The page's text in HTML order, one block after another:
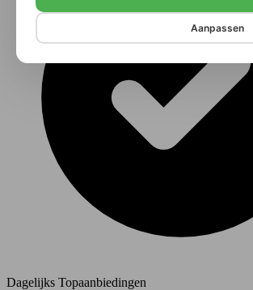
Aanpassen
Dagelijks Topaanbiedingen